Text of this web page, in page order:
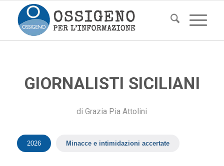
GIORNALISTI SICILIANI
diGrazia Pia Attolini
2026 Minacce e intimidazioni accertate